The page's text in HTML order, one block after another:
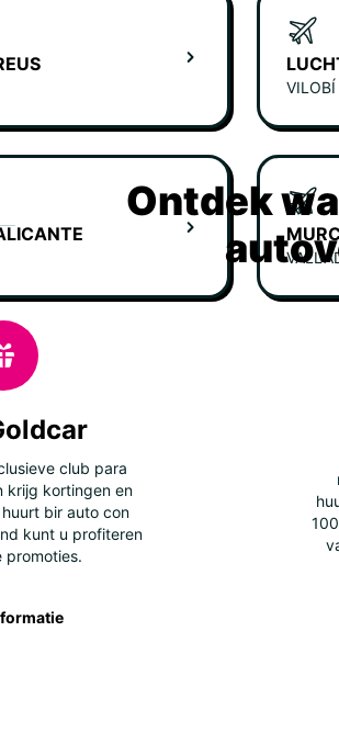
Ontdek
club para
krijg kortingen en
bir auto con
kunt u profiteren
promoties.